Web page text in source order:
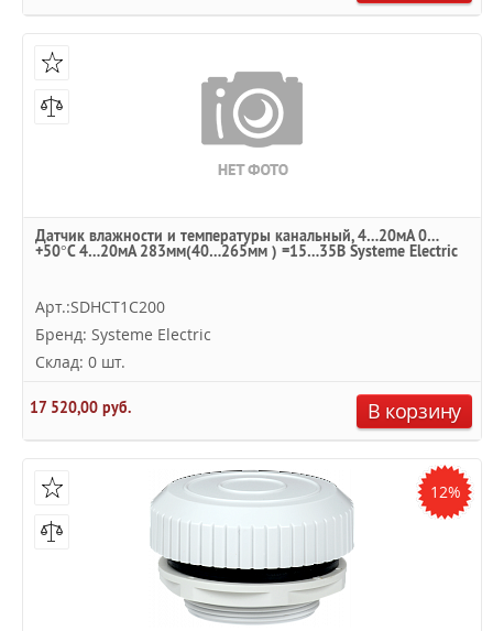
Датчик влажности и температуры канальный, 4…20мА 0…
+50°С 4…20мА 283мм(40…265мм ) =15…35В Systeme Electric
Арт.:SDHCT1C200
Бренд: Systeme Electric
Склад: 0 шт.
17 520,00 руб. В корзину
12%